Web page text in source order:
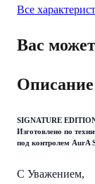
Все
Вас
Описание
SIGNATURE
Изготовлено по
под контролем AurA
С Уважением,